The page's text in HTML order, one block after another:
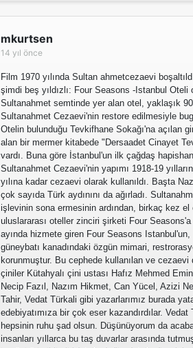
mkurtsen
14 yıl önce
Film 1970 yılında Sultan ahmetcezaevi
şimdi beş yıldızlı: Four Seasons -Istanbul
Sultanahmet semtinde yer alan otel, yaklaşık
Sultanahmet Cezaevi'nin restore edilmesiyle
Otelin bulunduğu Tevkifhane Sokağı'na açılan
alan bir mermer kitabede "Dersaadet Cinayet
vardı. Buna göre İstanbul'un ilk çağdaş
Sultanahmet Cezaevi'nin yapımı 1918-19
yılına kadar cezaevi olarak kullanıldı. Başta
çok sayıda Türk aydınını da ağırladı.
işlevinin sona ermesinin ardından, birkaç kez
uluslararası oteller zinciri şirketi Four Seasons'a
ayında hizmete giren Four Seasons
güneybatı kanadındaki özgün mimari,
korunmuştur. Bu cephede kullanılan ve
çiniler Kütahyalı çini ustası Hafız Mehmed Emin
Necip Fazıl, Nazım Hikmet, Can Yücel, Azizi
Tahir, Vedat Türkali gibi yazarlarımız burada
edebiyatımıza bir çok eser kazandırdılar. Vedat
hepsinin ruhu şad olsun. Düşünüyorum da
insanları yıllarca bu taş duvarlar arasında